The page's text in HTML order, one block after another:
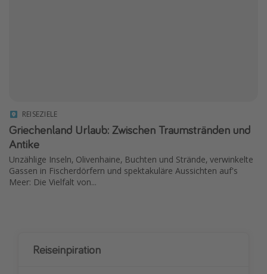
REISEZIELE
Griechenland Urlaub: Zwischen Traumstränden und
Antike
Unzählige Inseln, Olivenhaine, Buchten und Strände, verwinkelte
Gassen in Fischerdörfern und spektakuläre Aussichten auf's
Meer: Die Vielfalt von...
Reiseinpiration